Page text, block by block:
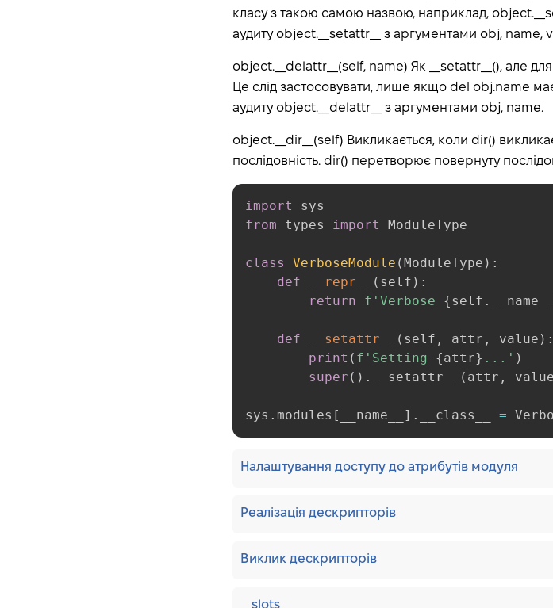
класу з такою самою назвою, наприклад,
аудиту object.__setattr__ з аргументами obj, name,
object.__delattr__(self, name) Як __setattr__(), але
Це слід застосовувати, лише якщо del obj.name
аудиту object.__delattr__ з аргументами obj, name.
object.__dir__(self) Викликається, коли dir()
послідовність. dir() перетворює повернуту
import
from types import ModuleType
class VerboseModule (ModuleType ) :
def
__repr__ ( self ) :
return
f'Verbose {self . __name__
def __setattr__ ( self , attr , value ) :
print ( f'Setting {attr} ...' )
super ( ) . __setattr__ ( attr , value
sys . modules [ __name__ ] . __class__ =
Налаштування доступу до атрибутів модуля
Реалізація дескрипторів
Виклик дескрипторів
__slots__